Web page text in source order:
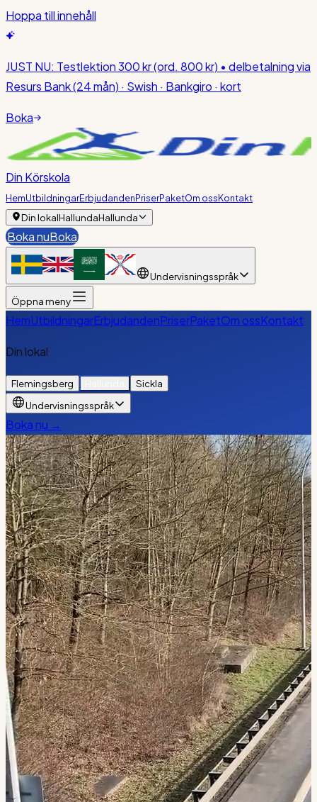
Hoppa till innehåll
JUST NU: Testlektion 300 kr(ord. 800 kr) • delbetalning via
Resurs Bank (24 mån) · Swish · Bankgiro · kort
Boka
Din Körskola
HemUtbildningarErbjudandenPriserPaketOm ossKontakt
Din lokalHallundaHallunda
Boka nuBoka
Undervisningsspråk
Öppna meny
HemUtbildningarErbjudandenPriserPaketOm ossKontakt
Din lokal
Flemingsberg
Sickla
Undervisningsspråk
Boka nu →